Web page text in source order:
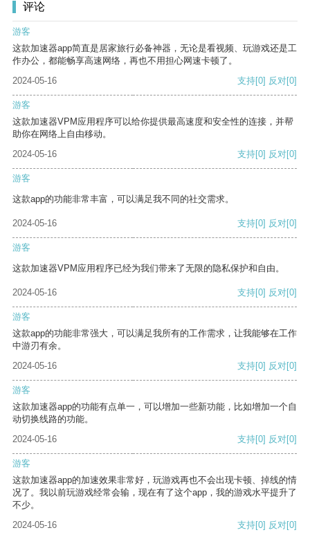
评论
游客
这款加速器app简直是居家旅行必备神器，无论是看视频、玩游戏还是工
作办公，都能畅享高速网络，再也不用担心网速卡顿了。
2024-05-16
支持[0] 反对[0]
游客
这款加速器VPM应用程序可以给你提供最高速度和安全性的连接，并帮
助你在网络上自由移动。
2024-05-16
支持[0] 反对[0]
游客
这款app的功能非常丰富，可以满足我不同的社交需求。
2024-05-16 支持[0] 反对[0]
游客
这款加速器VPM应用程序已经为我们带来了无限的隐私保护和自由。
2024-05-16 支持[0] 反对[0]
游客
这款app的功能非常强大，可以满足我所有的工作需求，让我能够在工作
中游刃有余。
2024-05-16
支持[0] 反对[0]
游客
这款加速器app的功能有点单一，可以增加一些新功能，比如增加一个自
动切换线路的功能。
2024-05-16
支持[0] 反对[0]
游客
这款加速器app的加速效果非常好，玩游戏再也不会出现卡顿、掉线的情
况了。我以前玩游戏经常会输，现在有了这个app，我的游戏水平提升了
不少。
2024-05-16
支持[0] 反对[0]